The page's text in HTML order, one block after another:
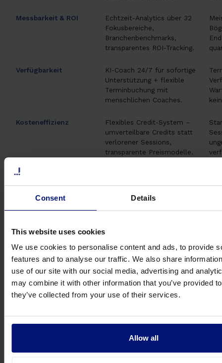
Consent Details
This website uses cookies
We use cookies to personalise content and ads, to provide
features and to analyse our traffic. We also share
use of our site with our social media, advertising and
may combine it with other information that you’ve provided
they’ve collected from your use of their services.
Allow all
Messbarkeit & ROI
Echtzeit-Analytics über 32
Fokusbereiche,
Branchenbenchmarks,
transparentes ROI-Tracking.
Verfügbarkeit
KI-Coach 24/7 für sofortige
Unterstützung + flexible
Terminbuchung mit
menschlichen Coaches.
Kosteneffizienz
Flexibles Credit-System –
umverteilbare Credits statt
verlorener Sessions,
transparente Preismodelle.
Technologie &
Innovation
gestützte Personalisierung
+ menschliche Expertise,
–
Datenschutz &
Compliance
27001-zertifiziert,
Schweizer
compliant.
Schweizer Expertise mit globaler Best Practice – ein
entscheidender Vorteil für multinationale